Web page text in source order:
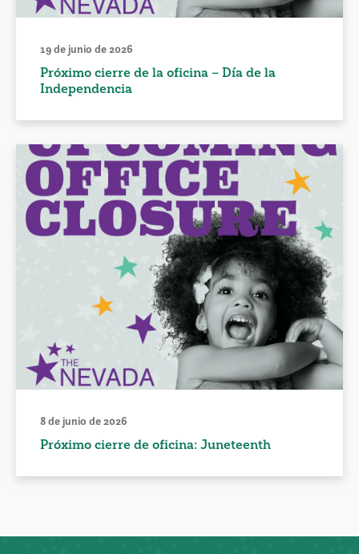
19 de junio de 2026
Próximo cierre de la oficina – Día de la
Independencia
8 de junio de 2026
Próximo cierre de oficina: Juneteenth